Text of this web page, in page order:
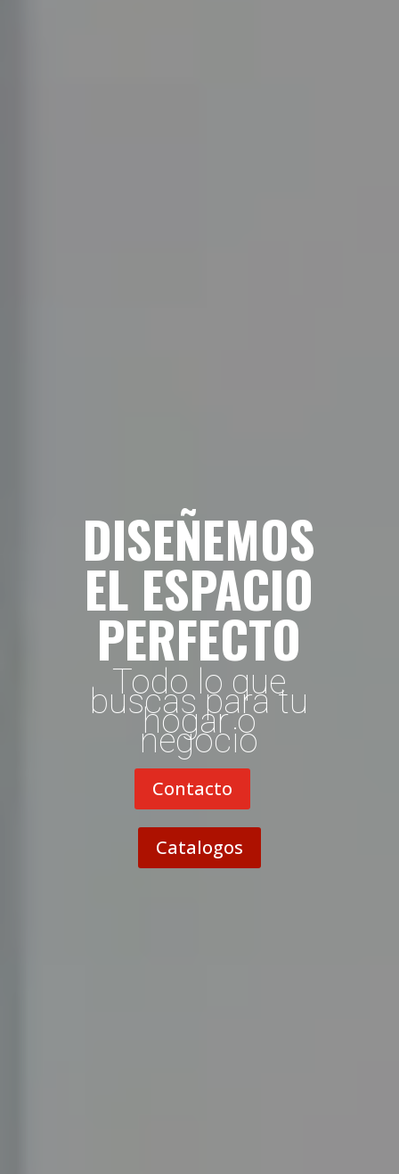
DISEÑEMOS
EL ESPACIO
PERFECTO
Todo lo que
buscas para tu
hogar o
negocio
Contacto
Catalogos